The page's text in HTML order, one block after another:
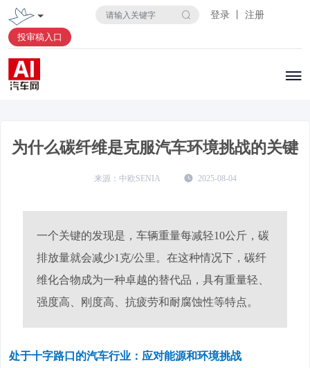
登录 丨 注册
投审稿入口
为什么碳纤维是克服汽车环境挑战的关键
中欧SENIA 2025-08-04
一个关键的发现是，车辆重量每减轻10公斤，碳
排放量就会减少1克/公里。在这种情况下，碳纤
维化合物成为一种卓越的替代品，具有重量轻、
强度高、刚度高、抗疲劳和耐腐蚀性等特点。
处于十字路口的汽车行业：应对能源和环境挑战